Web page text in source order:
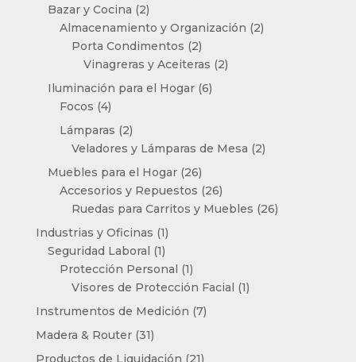
Bazar y Cocina 22
productos
Almacenamiento y Organización 22
Porta Condimentos 22
productos
Vinagreras y Aceiteras 22
Iluminación para el Hogar 66
Focos 44
productos
Lámparas 22
productos
Veladores y Lámparas de Mesa 22
Muebles para el Hogar 2626
productos
Accesorios y Repuestos 2626
productos
Ruedas para Carritos y Muebles 2626
Industrias y Oficinas 11
producto
Seguridad Laboral 11
producto
Protección Personal 11
producto
Visores de Protección Facial 11
Instrumentos de Medición 77
Madera & Router 3131
productos
Productos de Liquidación 2121